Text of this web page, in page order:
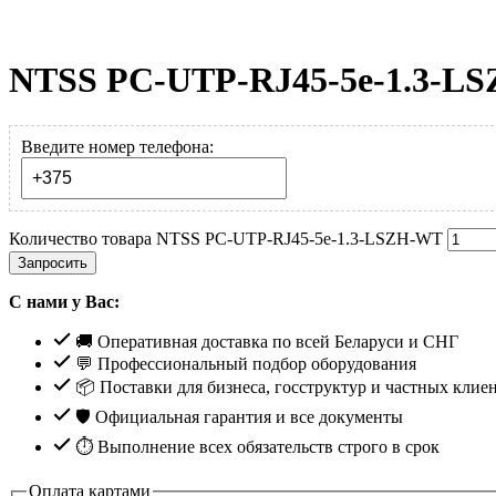
NTSS PC-UTP-RJ45-5e-1.3-
Введите номер телефона:
Количество товара NTSS PC-UTP-RJ45-5e-1.3-LSZH-WT
Запросить
С нами у Вас:
🚚 Оперативная доставка по всей Беларуси и СНГ
💬 Профессиональный подбор оборудования
📦 Поставки для бизнеса, госструктур и частных
🛡️ Официальная гарантия и все документы
⏱ Выполнение всех обязательств строго в срок
Оплата картами